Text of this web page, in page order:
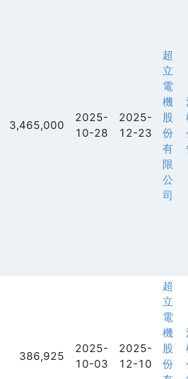
3,465,000
2025-
10-28
2025-
12-23
超
立
電
機
股
份
有
限
公
司
386,925
2025-
10-03
2025-
12-10
超
立
電
機
股
份